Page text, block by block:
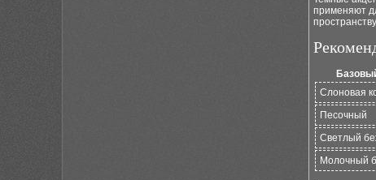
применяют
Слоновая
Песочный
Светлый
Молочный